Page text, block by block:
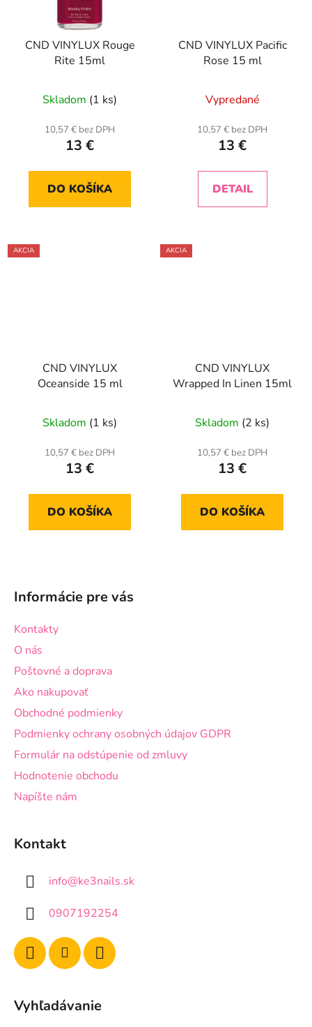
CND VINYLUX Rouge
Rite 15ml
Skladom (1 ks)
10,57 € bez DPH
13 €
DO KOŠÍKA
CND VINYLUX Pacific
Rose 15 ml
Vypredané
10,57 € bez DPH
13 €
DETAIL
AKCIA
CND VINYLUX
Oceanside 15 ml
Skladom (1 ks)
10,57 € bez DPH
13 €
DO KOŠÍKA
AKCIA
CND VINYLUX
Wrapped In Linen 15ml
Skladom (2 ks)
10,57 € bez DPH
13 €
DO KOŠÍKA
Informácie pre vás
Kontakty
O nás
Poštovné a doprava
Ako nakupovať
Obchodné podmienky
Podmienky ochrany osobných údajov GDPR
Formulár na odstúpenie od zmluvy
Hodnotenie obchodu
Napíšte nám
Kontakt
info@ke3nails.sk
0907192254
Vyhľadávanie